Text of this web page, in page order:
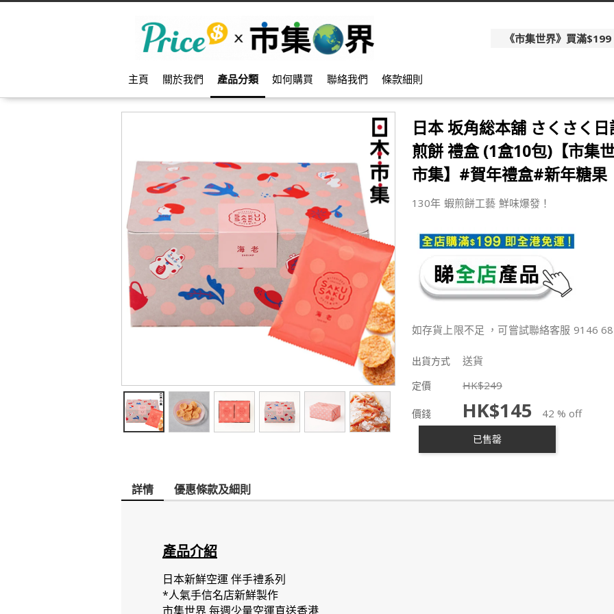
《市集世界》買滿
主頁 關於我們 產品分類 如何購買 聯絡我們 條款細則
日本 坂角総本舖 さくさく
煎餅 禮盒 (1盒10包)【市集
市集】#賀年禮盒#新年糖果
130年 蝦煎餅工藝 鮮味爆發！
如存貨上限不足 ，可嘗試聯絡客服 9146
出貨方式 送貨
定價 HK$249
價錢 HK$145 42 % off
已售罄
詳情 優惠條款及細則
產品介紹
日本新鮮空運 伴手禮系列
*人氣手信名店新鮮製作
市集世界 每週少量空運直送香港